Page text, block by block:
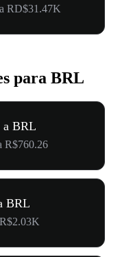
RD$31.47K
para BRL
a BRL
R$760.26
BRL